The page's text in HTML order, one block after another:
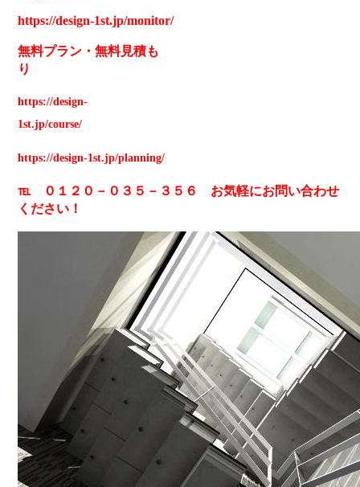
https://design-1st.jp/monitor/
無料プラン ・無料見積も
り
https://design-
1st.jp/course/
https://design-1st.jp/planning/
℡ ０１２０－０３５－３５６ お気軽にお問い合わせ
ください！